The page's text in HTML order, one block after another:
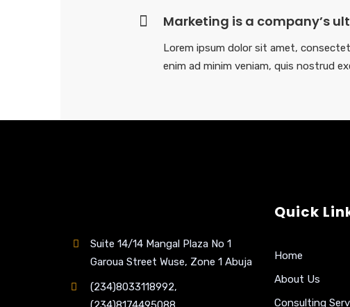
Marketing is a company’s
Lorem ipsum dolor sit amet,
enim ad minim veniam, quis nostrud
Suite 14/14 Mangal Plaza No 1
Garoua Street Wuse, Zone 1 Abuja
(234)8033118992,
Quick
Home
About Us
Consulting